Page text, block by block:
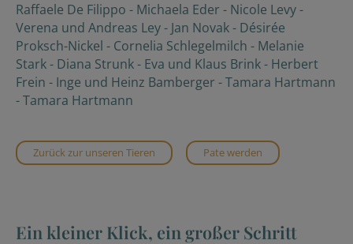
Raffaele De Filippo - Michaela Eder - Nicole Levy-
Verena und Andreas Ley- Jan Novak- Désirée
Proksch-Nickel - Cornelia Schlegelmilch - Melanie
Stark- Diana Strunk- Eva und Klaus Brink- Herbert
Frein - Inge und Heinz Bamberger -Tamara Hartmann
-Tamara Hartmann
Zurück zur unseren Tieren Pate werden
Ein kleiner Klick, ein großer Schritt